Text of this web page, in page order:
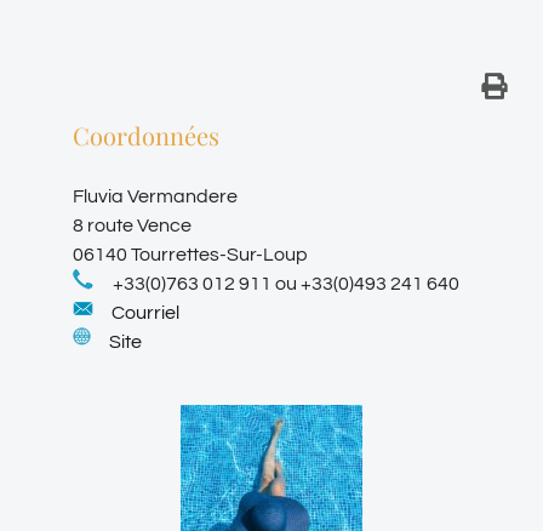
Coordonnées
Fluvia Vermandere
8 route Vence
06140 Tourrettes-Sur-Loup
+33(0)763 012 911 ou +33(0)493 241 640
Courriel
Site